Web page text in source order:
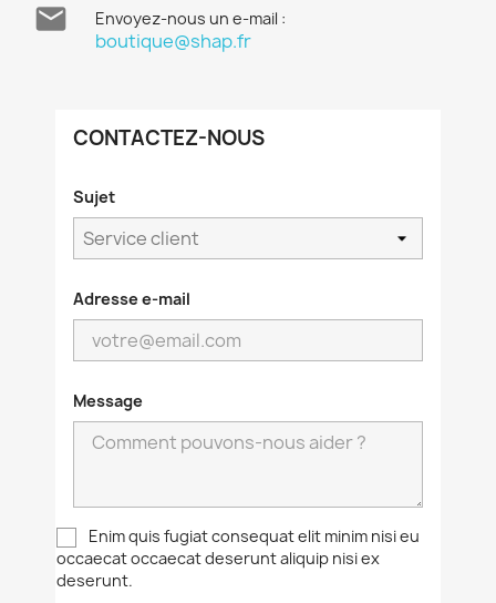
 Envoyez-nous un e-mail :
boutique@shap.fr
CONTACTEZ-NOUS
Sujet
Adresse e-mail
Message
Enim quis fugiat consequat elit minim nisi eu
occaecat occaecat deserunt aliquip nisi ex
deserunt.